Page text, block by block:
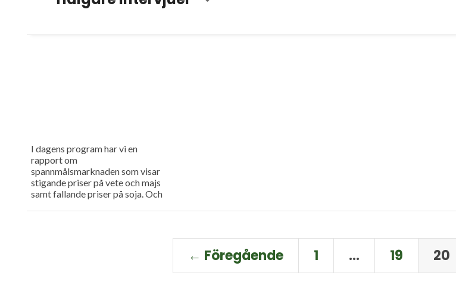
I dagens program har vi en
rapport om
spannmålsmarknaden som visar
stigande priser på vete och majs
samt fallande priser på soja. Och
← Föregående 1 … 19 20